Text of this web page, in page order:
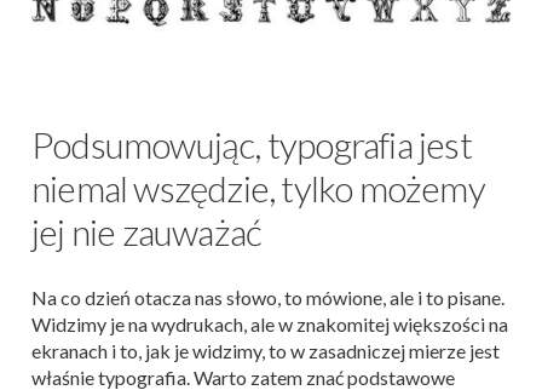
Podsumowując, typografia jest
niemal wszędzie, tylko możemy
jej nie zauważać
Na co dzień otacza nas słowo, to mówione, ale i to pisane.
Widzimy je na wydrukach, ale w znakomitej większości na
ekranach i to, jak je widzimy, to w zasadniczej mierze jest
właśnie typografia. Warto zatem znać podstawowe